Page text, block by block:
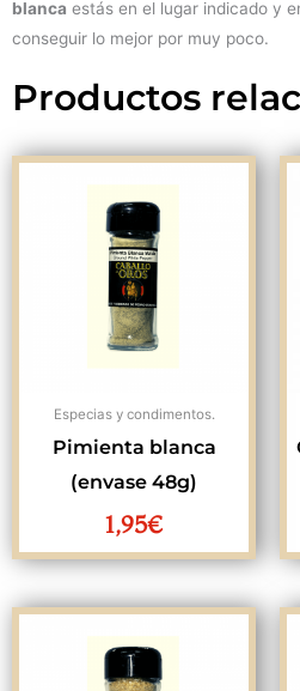
blanca estás en el lugar indicado y
conseguir lo mejor por muy poco.
Productos
Especias y condimentos.
Pimienta blanca
(envase 48g)
1,95€